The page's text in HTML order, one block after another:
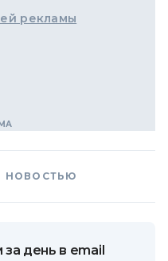
рекламы
НОВОСТЬЮ
за день в email